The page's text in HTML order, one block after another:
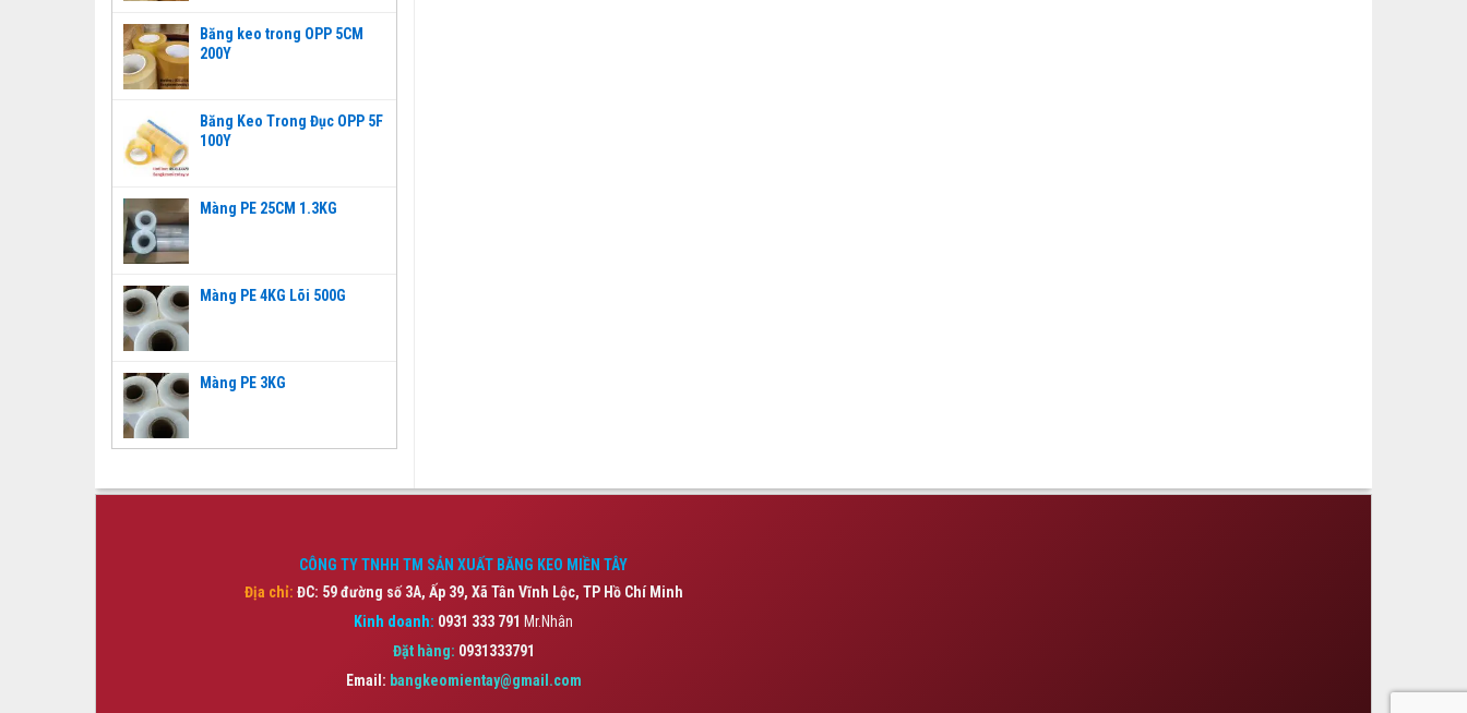
Băng keo trong OPP 5CM
200Y
Băng Keo Trong Đục OPP 5F
100Y
Màng PE 25CM 1.3KG
Màng PE 4KG Lõi 500G
Màng PE 3KG
CÔNG TY TNHH TM SẢN XUẤT BĂNG KEO MIỀN TÂY
Địa chỉ: ĐC: 59 đường số 3A, Ấp 39, Xã Tân Vĩnh Lộc, TP Hồ Chí Minh
Kinh doanh: 0931 333 791 Mr.Nhân
Đặt hàng: 0931333791
Email: bangkeomientay@gmail.com